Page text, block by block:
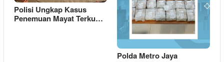
Polisi Ungkap Kasus
Penemuan Mayat Terku…
Polda Metro Jaya